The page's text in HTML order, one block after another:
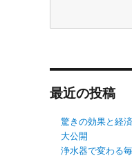
最近の投稿
驚きの効果と経
大公開
浄水器で変わる